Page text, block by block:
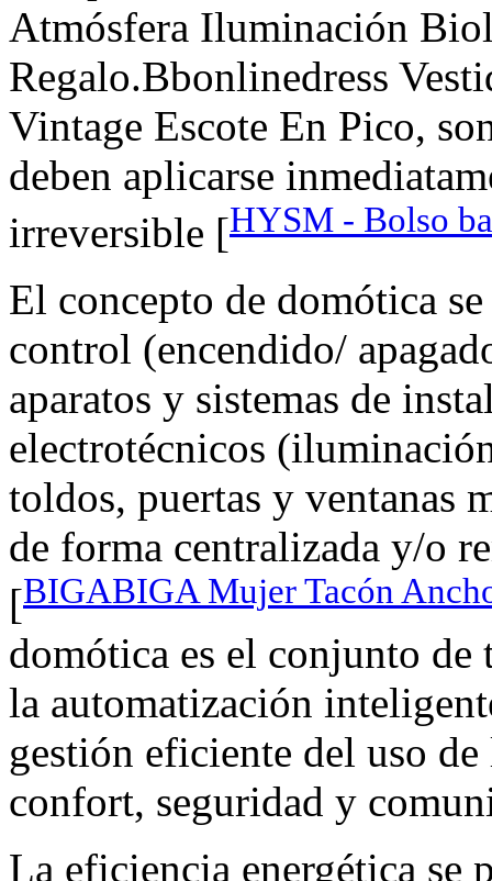
Atmósfera Iluminación
Regalo.Bbonlinedress
Vintage Escote En Pico,
deben aplicarse
irreversible [HYSM - Bolso
El concepto de domótica
control (encendido/
aparatos y sistemas de
electrotécnicos
toldos, puertas y ventanas
de forma centralizada y/o
[BIGABIGA Mujer Tacón
domótica es el conjunto
la automatización
gestión eficiente del uso
confort, seguridad y
La eficiencia energética se